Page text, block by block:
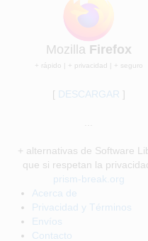
Mozilla Firefox
+ rápido | + privacidad | + seguro
[ DESCARGAR ]
...
+ alternativas de Software
que si respetan la
prism-break.org
Acerca de
Privacidad y Términos
Envíos
Contacto